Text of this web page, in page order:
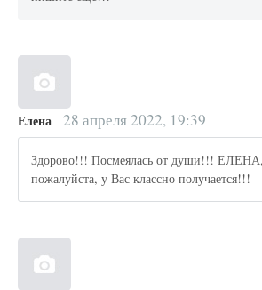
Елена 28 апреля 2022, 19:39
Здорово!!! Посмеялась от души!!!
пожалуйста, у Вас классно получается!!!